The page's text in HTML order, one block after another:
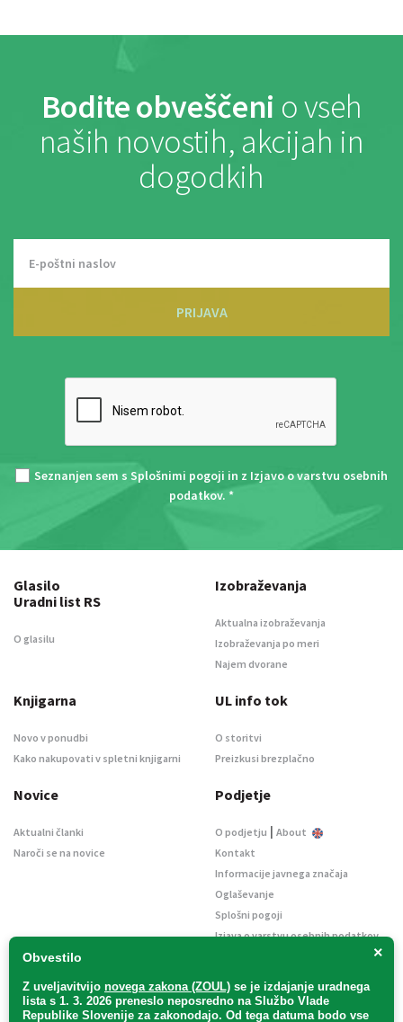
Bodite obveščeni o vseh
naših novostih, akcijah in
dogodkih
PRIJAVA
Seznanjen sem s Splošnimi pogoji in z Izjavo o varstvu osebnih
podatkov. *
×
Obvestilo
Z uveljavitvijo novega zakona (ZOUL) se je izdajanje uradnega
lista s 1. 3. 2026 preneslo neposredno na Službo Vlade
Republike Slovenije za zakonodajo. Od tega datuma bodo vse
Glasilo
Uradni list RS
O glasilu
Izobraževanja
Aktualna izobraževanja
Izobraževanja po meri
Najem dvorane
Knjigarna
Novo v ponudbi
Kako nakupovati v spletni knjigarni
UL info tok
O storitvi
Preizkusi brezplačno
Novice
Aktualni članki
Naroči se na novice
Podjetje
O podjetju | About
Kontakt
Informacije javnega značaja
Oglaševanje
Splošni pogoji
Izjava o varstvu osebnih podatkov